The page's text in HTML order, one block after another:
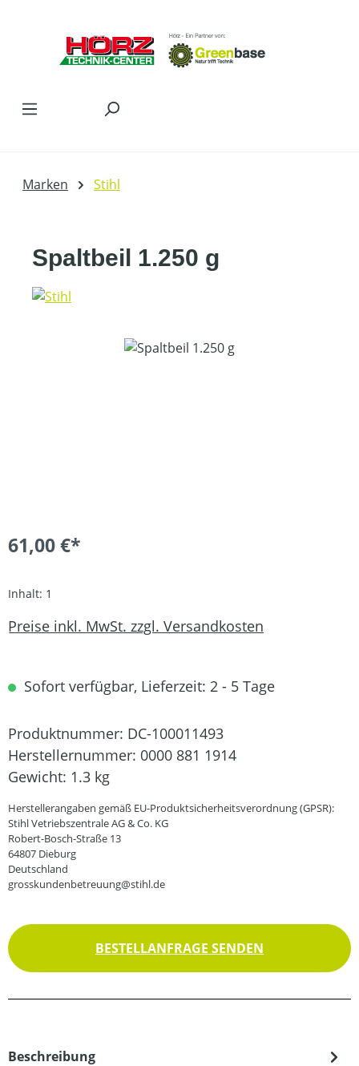
Marken Stihl
Spaltbeil 1.250 g
Bildergalerie überspringen
61,00 €*
Inhalt: 1
Preise inkl. MwSt. zzgl. Versandkosten
Sofort verfügbar, Lieferzeit: 2 - 5 Tage
Produktnummer: DC-100011493
Herstellernummer: 0000 881 1914
Gewicht: 1.3 kg
Herstellerangaben gemäß EU-Produktsicherheitsverordnung (GPSR):
Stihl Vetriebszentrale AG & Co. KG
Robert-Bosch-Straße 13
64807 Dieburg
Deutschland
grosskundenbetreuung@stihl.de
BESTELLANFRAGE SENDEN
Beschreibung